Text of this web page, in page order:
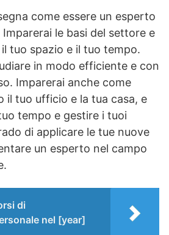
come essere un esperto
le basi del settore e
tuo spazio e il tuo tempo.
in modo efficiente e con
Imparerai anche come
il tuo ufficio e la tua casa, e
tempo e gestire i tuoi
di applicare le tue nuove
un esperto nel campo
di
nel [year]